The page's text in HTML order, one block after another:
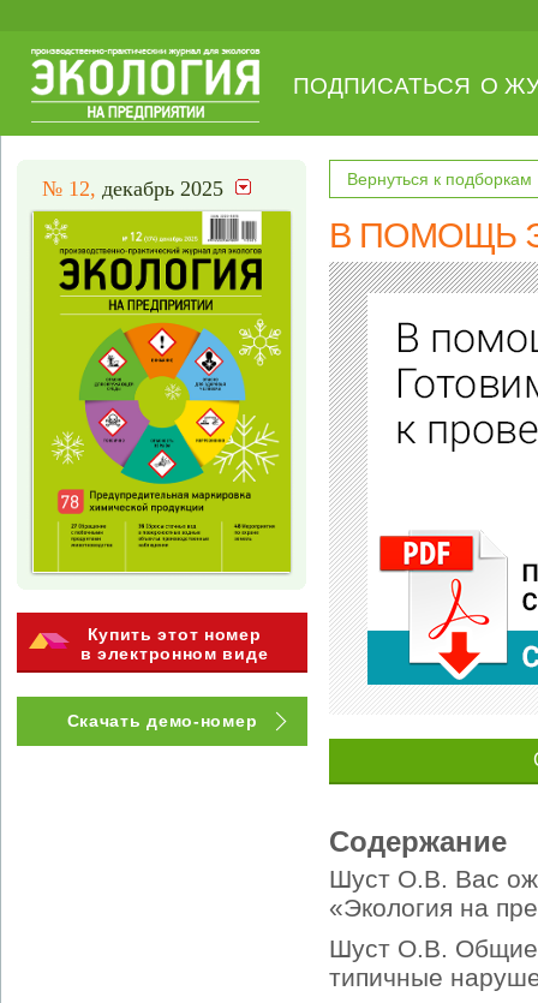
ПОДПИСАТЬСЯ О
№ 12, декабрь 2025
Купить этот номер
в электронном виде
Скачать демо-номер
Вернуться к подборкам
В ПОМОЩЬ
Содержание
Шуст О.В. Вас
«Экология на
Шуст О.В. Общие
типичные